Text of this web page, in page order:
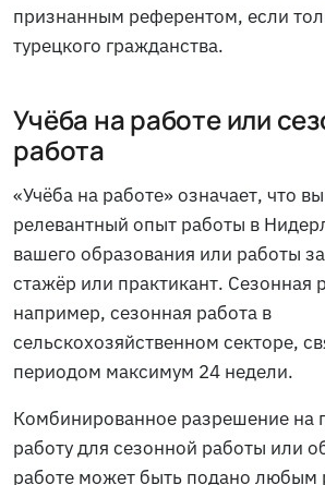
признанным референтом, если
турецкого гражданства.
Учёба на работе или
работа
«Учёба на работе» означает, что
релевантный опыт работы в
вашего образования или работы
стажёр или практикант. Сезонная
например, сезонная работа в
сельскохозяйственном секторе,
периодом максимум 24 недели.
Комбинированное разрешение на
работу для сезонной работы или
работе может быть подано любым